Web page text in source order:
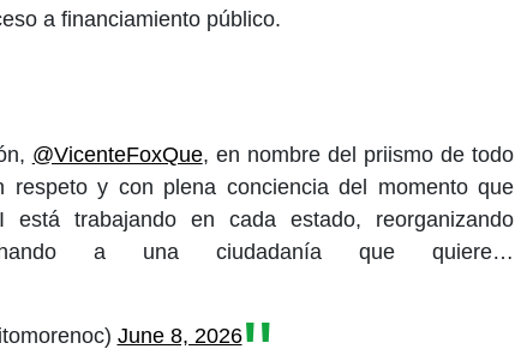
a financiamiento público.
@VicenteFoxQue, en nombre del priismo de todo
respeto y con plena conciencia del momento que
trabajando en cada estado, reorganizando
a una ciudadanía que quiere…
June 8, 2026